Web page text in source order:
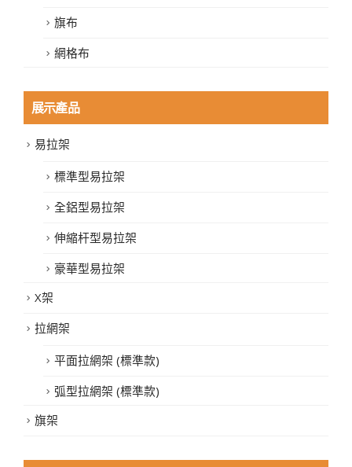
旗布
網格布
展示產品
易拉架
標準型易拉架
全鋁型易拉架
伸縮杆型易拉架
豪華型易拉架
X架
拉網架
平面拉網架 (標準款)
弧型拉網架 (標準款)
旗架